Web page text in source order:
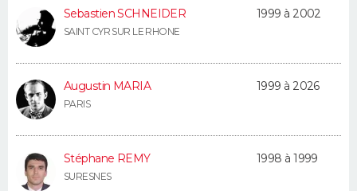
Sebastien SCHNEIDER
SAINT CYR SUR LE RHONE
1999 à 2002
Augustin MARIA
PARIS
1999 à 2026
Stéphane REMY
SURESNES
1998 à 1999